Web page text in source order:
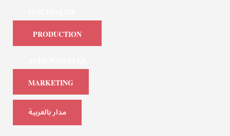
PRODUCTION
MARKETING
مدار بالعربية